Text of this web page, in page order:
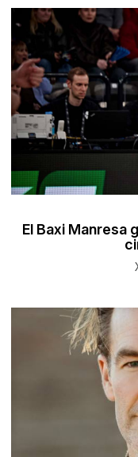
El Baxi Manresa